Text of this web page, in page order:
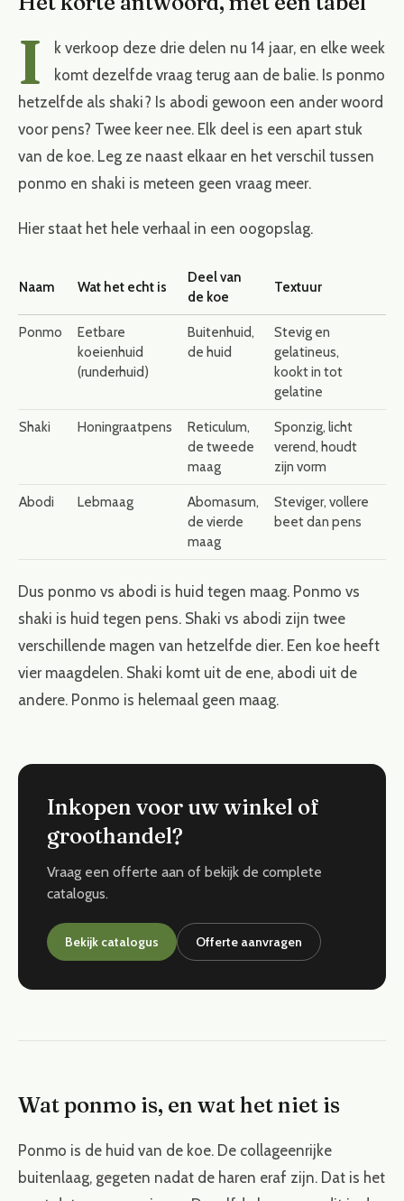
I
k verkoop deze drie delen nu 14 jaar, en elke week
komt dezelfde vraag terug aan de balie. Is ponmo
hetzelfde als shaki? Is abodi gewoon een ander woord
voor pens? Twee keer nee. Elk deel is een apart stuk
van de koe. Leg ze naast elkaar en het verschil tussen
ponmo en shaki is meteen geen vraag meer.
Hier staat het hele verhaal in een oogopslag.
Naam Wat het echt is
Deel van
de koe
Textuur
Ponmo
Eetbare
koeienhuid
(runderhuid)
Buitenhuid,
de huid
Stevig en
gelatineus,
kookt in tot
gelatine
Shaki Honingraatpens
Reticulum,
de tweede
maag
Sponzig, licht
verend, houdt
zijn vorm
Abodi Lebmaag
Abomasum,
de vierde
maag
Steviger, vollere
beet dan pens
Dus ponmo vs abodi is huid tegen maag. Ponmo vs
shaki is huid tegen pens. Shaki vs abodi zijn twee
verschillende magen van hetzelfde dier. Een koe heeft
vier maagdelen. Shaki komt uit de ene, abodi uit de
andere. Ponmo is helemaal geen maag.
Inkopen voor uw winkel of
groothandel?
Vraag een offerte aan of bekijk de complete
catalogus.
Bekijk catalogus Offerte aanvragen
Wat ponmo is, en wat het niet is
Ponmo is de huid van de koe. De collageenrijke
buitenlaag, gegeten nadat de haren eraf zijn. Dat is het